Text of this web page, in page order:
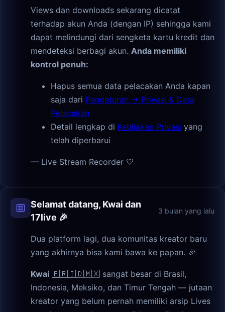
Views dan downloads sekarang dicatat
terhadap akun Anda (dengan IP) sehingga kami
dapat melindungi dari sengketa kartu kredit dan
mendeteksi berbagi akun. Anda memiliki
kontrol penuh:
Hapus semua data pelacakan Anda kapan
saja dari Pengaturan → Privasi & Data
Pelacakan
Detail lengkap di Kebijakan Privasi yang
telah diperbarui
— Live Stream Recorder 💙
Selamat datang, Kwai dan
17live 🎉
3 bulan yang lalu
Dua platform lagi, dua komunitas kreator baru
yang akhirnya bisa kami bawa ke papan. 🎉
Kwai 🇧🇷🇮🇩🇲🇽 sangat besar di Brasil,
Indonesia, Meksiko, dan Timur Tengah — jutaan
kreator yang belum pernah memiliki arsip Lives